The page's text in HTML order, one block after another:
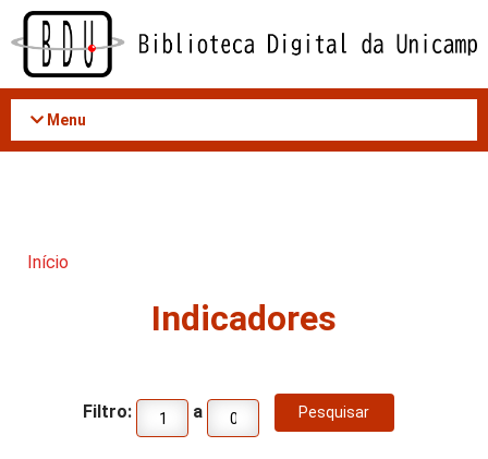
Acessar
conteúdo
Menu
Início
Indicadores
Filtro: a